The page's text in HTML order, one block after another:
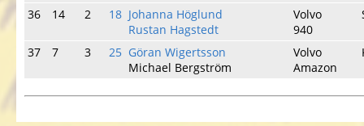
36 14 2 18 Johanna Höglund
Rustan Hagstedt
Volvo
940
37 7 3 25 Göran Wigertsson
Michael Bergström
Volvo
Amazon